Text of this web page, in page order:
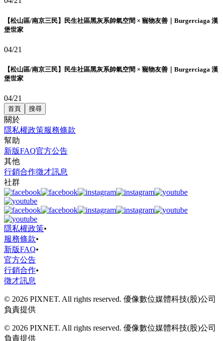
【松山區/南京三民】民生社區黑灰系帥氣空間 × 寵物友善｜Burgerciaga 漢
堡世家
04/21
【松山區/南京三民】民生社區黑灰系帥氣空間 × 寵物友善｜Burgerciaga 漢
堡世家
04/21
首頁 搜尋
關於
隱私權政策服務條款
幫助
新版FAQ官方公告
其他
行銷合作徵才訊息
社群
隱私權政策•
服務條款•
新版FAQ•
官方公告
行銷合作•
徵才訊息
© 2026 PIXNET. All rights reserved. 優像數位媒體科技(股)公司
負責提供
© 2026 PIXNET. All rights reserved. 優像數位媒體科技(股)公司
負責提供